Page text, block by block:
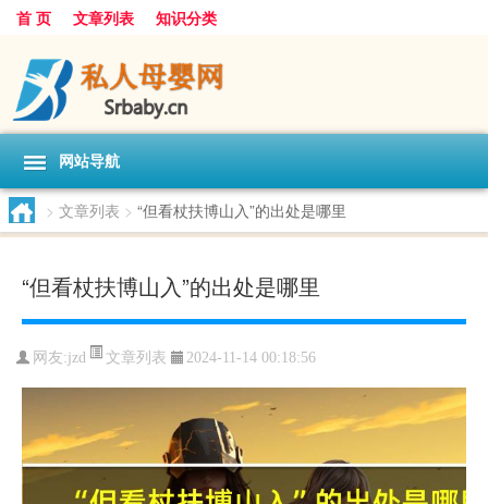
首 页 文章列表 知识分类
网站导航
> 文章列表 > “但看杖扶博山入”的出处是哪里
“但看杖扶博山入”的出处是哪里
网友:jzd 文章列表 2024-11-14 00:18:56